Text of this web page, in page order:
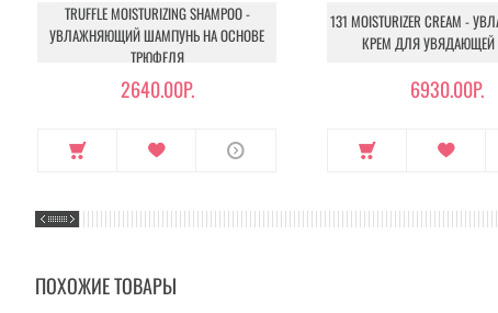
TRUFFLE MOISTURIZING SHAMPOO -
УВЛАЖНЯЮЩИЙ ШАМПУНЬ НА ОСНОВЕ
ТРЮФЕЛЯ
2640.00Р.
131 MOISTURIZER CREAM -
КРЕМ ДЛЯ
6930.00Р.
ПОХОЖИЕ ТОВАРЫ